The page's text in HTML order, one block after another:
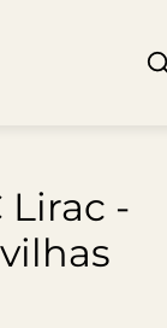
Lirac -